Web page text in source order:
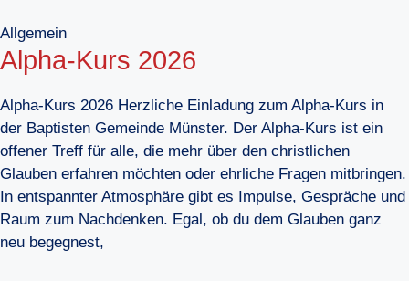
Allgemein
Alpha-Kurs 2026
Alpha-Kurs 2026 Herzliche Einladung zum Alpha-Kurs in
der Baptisten Gemeinde Münster. Der Alpha-Kurs ist ein
offener Treff für alle, die mehr über den christlichen
Glauben erfahren möchten oder ehrliche Fragen mitbringen.
In entspannter Atmosphäre gibt es Impulse, Gespräche und
Raum zum Nachdenken. Egal, ob du dem Glauben ganz
neu begegnest,